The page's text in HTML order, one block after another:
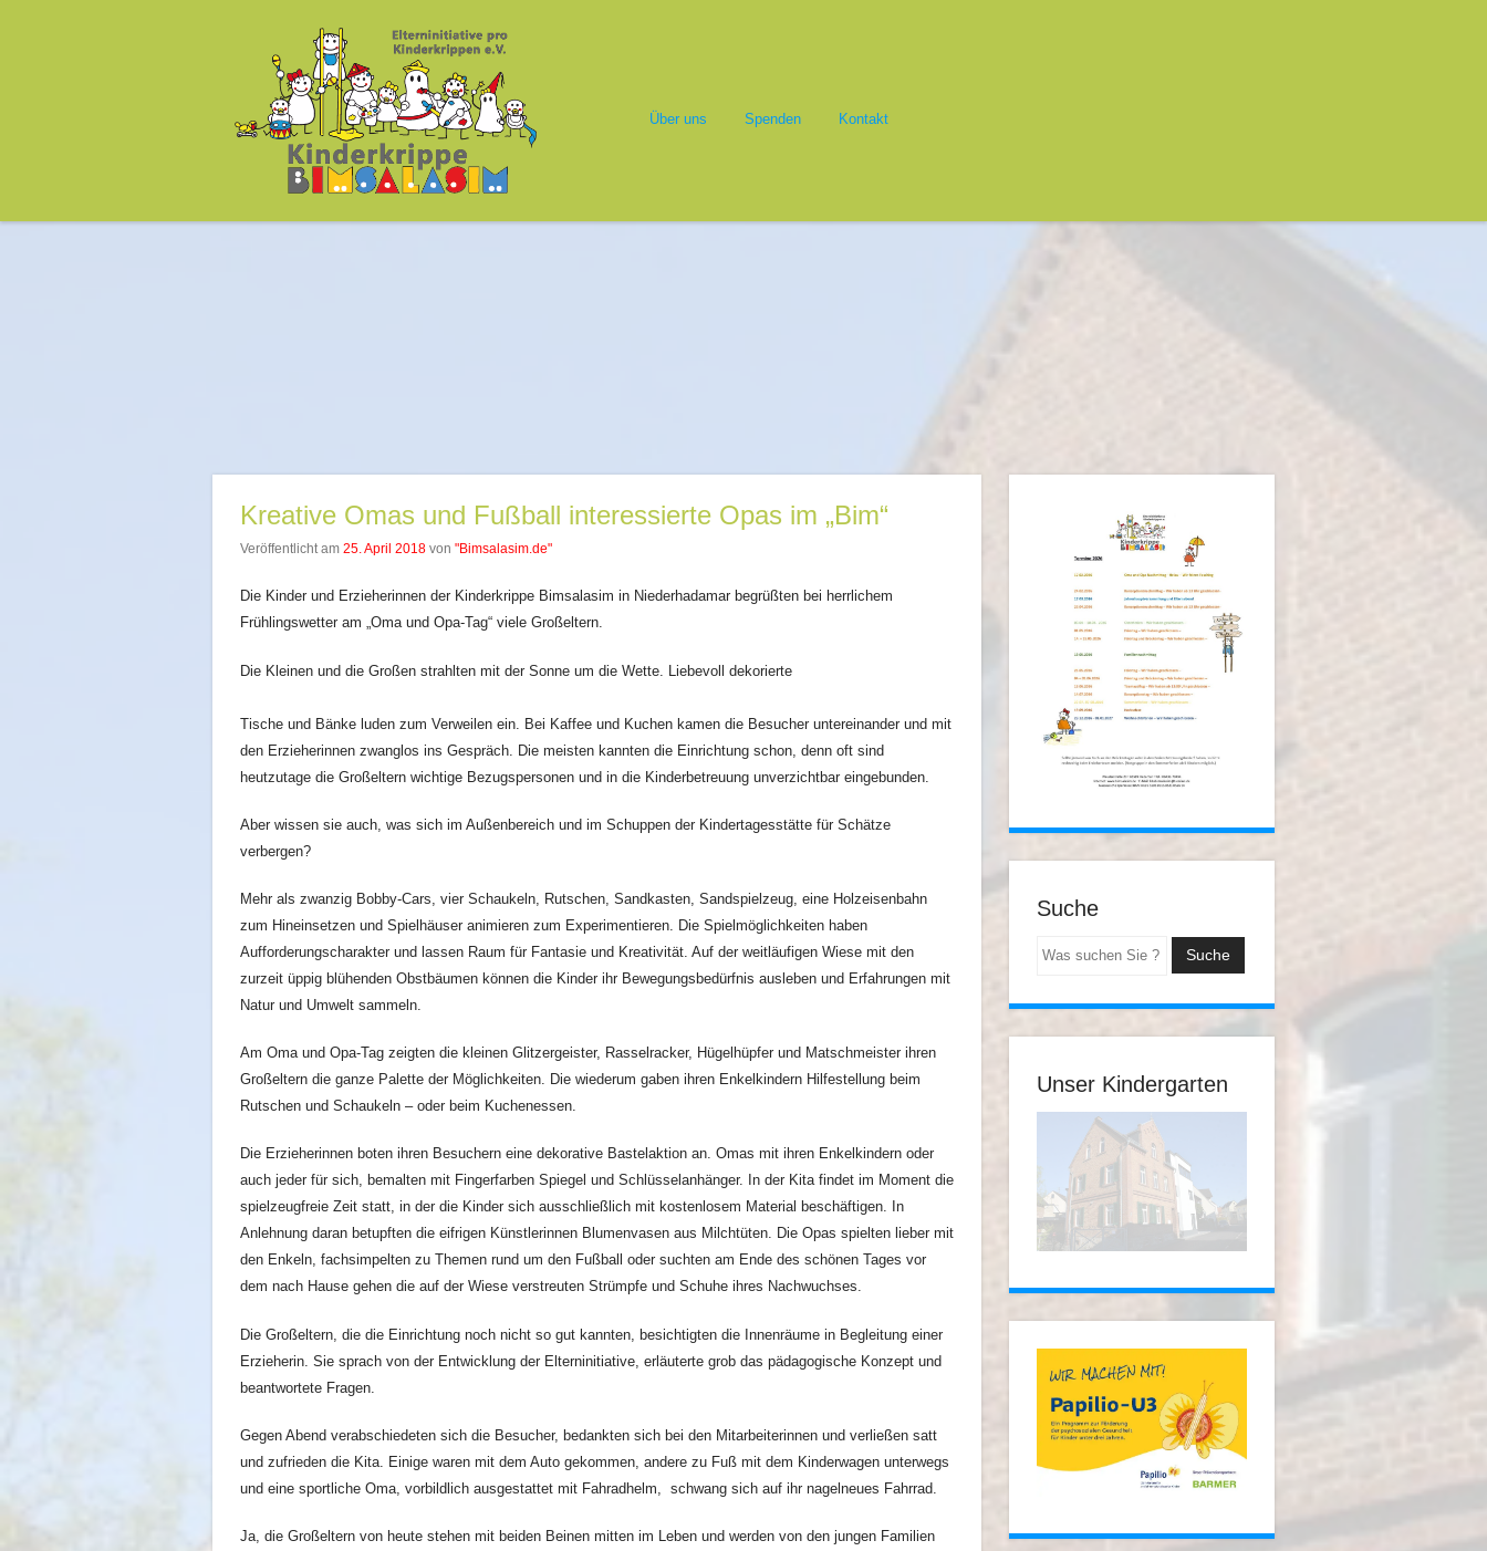
Kinderkrippe Bimsalasim
Über uns Spenden Kontakt
Kreative Omas und Fußball interessierte Opas im „Bim“
Veröffentlicht am 25. April 2018 von "Bimsalasim.de"
Die Kinder und Erzieherinnen der Kinderkrippe Bimsalasim in Niederhadamar begrüßten bei herrlichem
Frühlingswetter am „Oma und Opa-Tag“ viele Großeltern.
Die Kleinen und die Großen strahlten mit der Sonne um die Wette. Liebevoll dekorierte
Tische und Bänke luden zum Verweilen ein. Bei Kaffee und Kuchen kamen die Besucher untereinander und mit
den Erzieherinnen zwanglos ins Gespräch. Die meisten kannten die Einrichtung schon, denn oft sind
heutzutage die Großeltern wichtige Bezugspersonen und in die Kinderbetreuung unverzichtbar eingebunden.
Aber wissen sie auch, was sich im Außenbereich und im Schuppen der Kindertagesstätte für Schätze
verbergen?
Mehr als zwanzig Bobby-Cars, vier Schaukeln, Rutschen, Sandkasten, Sandspielzeug, eine Holzeisenbahn
zum Hineinsetzen und Spielhäuser animieren zum Experimentieren. Die Spielmöglichkeiten haben
Aufforderungscharakter und lassen Raum für Fantasie und Kreativität. Auf der weitläufigen Wiese mit den
zurzeit üppig blühenden Obstbäumen können die Kinder ihr Bewegungsbedürfnis ausleben und Erfahrungen mit
Natur und Umwelt sammeln.
Am Oma und Opa-Tag zeigten die kleinen Glitzergeister, Rasselracker, Hügelhüpfer und Matschmeister ihren
Großeltern die ganze Palette der Möglichkeiten. Die wiederum gaben ihren Enkelkindern Hilfestellung beim
Rutschen und Schaukeln – oder beim Kuchenessen.
Die Erzieherinnen boten ihren Besuchern eine dekorative Bastelaktion an. Omas mit ihren Enkelkindern oder
auch jeder für sich, bemalten mit Fingerfarben Spiegel und Schlüsselanhänger. In der Kita findet im Moment die
spielzeugfreie Zeit statt, in der die Kinder sich ausschließlich mit kostenlosem Material beschäftigen. In
Anlehnung daran betupften die eifrigen Künstlerinnen Blumenvasen aus Milchtüten. Die Opas spielten lieber mit
den Enkeln, fachsimpelten zu Themen rund um den Fußball oder suchten am Ende des schönen Tages vor
dem nach Hause gehen die auf der Wiese verstreuten Strümpfe und Schuhe ihres Nachwuchses.
Die Großeltern, die die Einrichtung noch nicht so gut kannten, besichtigten die Innenräume in Begleitung einer
Erzieherin. Sie sprach von der Entwicklung der Elterninitiative, erläuterte grob das pädagogische Konzept und
beantwortete Fragen.
Gegen Abend verabschiedeten sich die Besucher, bedankten sich bei den Mitarbeiterinnen und verließen satt
und zufrieden die Kita. Einige waren mit dem Auto gekommen, andere zu Fuß mit dem Kinderwagen unterwegs
und eine sportliche Oma, vorbildlich ausgestattet mit Fahradhelm, schwang sich auf ihr nagelneues Fahrrad.
Ja, die Großeltern von heute stehen mit beiden Beinen mitten im Leben und werden von den jungen Familien
Suche
Suchen
Unser Kindergarten